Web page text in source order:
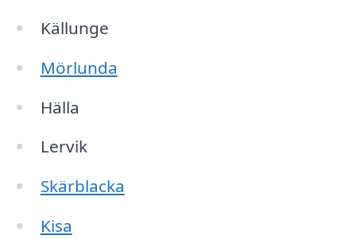
Källunge
Mörlunda
Hälla
Lervik
Skärblacka
Kisa